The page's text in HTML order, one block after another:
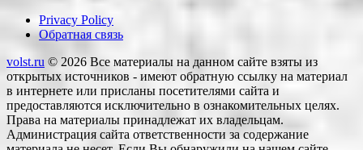
Privacy Policy
Обратная связь
volst.ru © 2026 Все материалы на данном сайте взяты из
открытых источников - имеют обратную ссылку на материал
в интернете или присланы посетителями сайта и
предоставляются исключительно в ознакомительных целях.
Права на материалы принадлежат их владельцам.
Администрация сайта ответственности за содержание